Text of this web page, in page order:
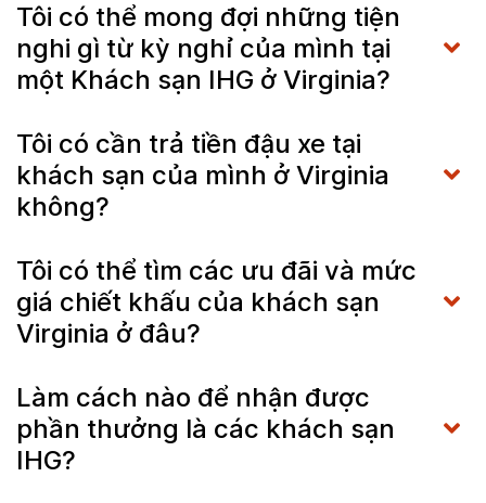
Tôi có thể mong đợi những tiện
nghi gì từ kỳ nghỉ của mình tại
một Khách sạn IHG ở Virginia?
Tôi có cần trả tiền đậu xe tại
khách sạn của mình ở Virginia
không?
Tôi có thể tìm các ưu đãi và mức
giá chiết khấu của khách sạn
Virginia ở đâu?
Làm cách nào để nhận được
phần thưởng là các khách sạn
IHG?